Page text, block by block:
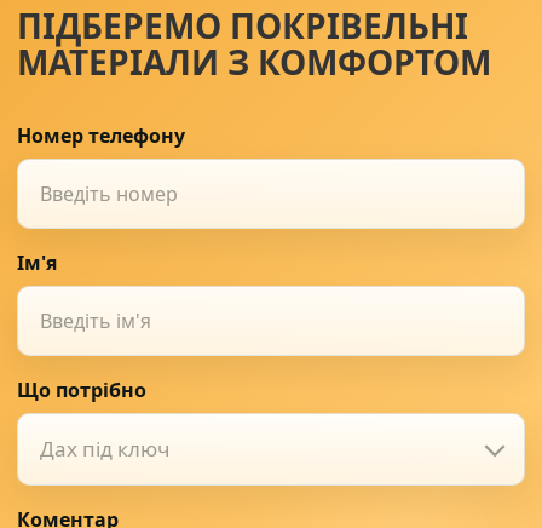
ПІДБЕРЕМО ПОКРІВЕЛЬНІ
МАТЕРІАЛИ З КОМФОРТОМ
Номер телефону
Ім'я
Що потрібно
Дах під ключ
Коментар